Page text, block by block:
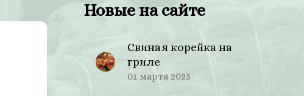
Новые на сайте
Свиная корейка на
гриле
01 марта 2025